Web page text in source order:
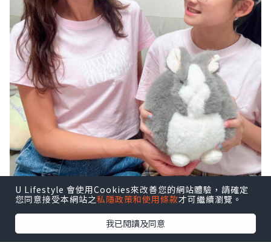
U Lifestyle 會使用Cookies來改善您的網站體驗，請確定
您同意接受本網站之私隱政策和使用條款才可繼續瀏覽。
我已閱讀及同意